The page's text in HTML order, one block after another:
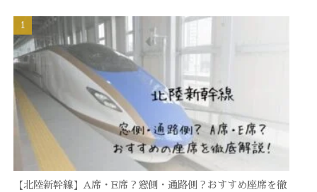
【北陸新幹線】A席・E席？窓側・通路側？おすすめ座席を徹